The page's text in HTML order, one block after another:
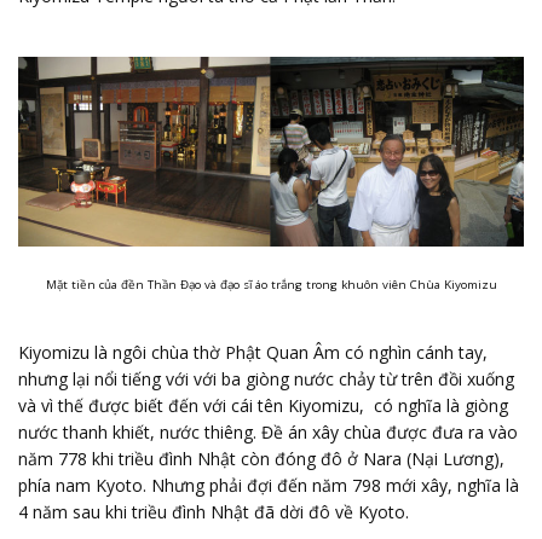
Mặt tiền của đền Thần Đạo và đạo sĩ áo trắng trong khuôn viên Chùa Kiyomizu
Kiyomizu là ngôi chùa thờ Phật Quan Âm có nghìn cánh tay,
nhưng lại nổi tiếng với với ba giòng nước chảy từ trên đồi xuống
và vì thế được biết đến với cái tên Kiyomizu, có nghĩa là giòng
nước thanh khiết, nước thiêng. Đề án xây chùa được đưa ra vào
năm 778 khi triều đình Nhật còn đóng đô ở Nara (Nại Lương),
phía nam Kyoto. Nhưng phải đợi đến năm 798 mới xây, nghĩa là
4 năm sau khi triều đình Nhật đã dời đô về Kyoto.